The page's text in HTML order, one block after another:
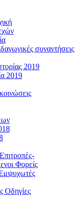
συναντήσεις
2019
2019
Φορείς
Οδηγίες